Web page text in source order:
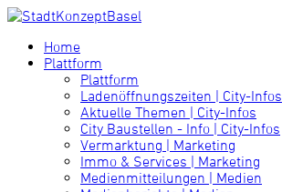
Home
Plattform
Plattform
Ladenöffnungszeiten | City-Infos
Aktuelle Themen | City-Infos
City Baustellen - Info | City-Infos
Vermarktung | Marketing
Immo & Services | Marketing
Medienmitteilungen | Medien